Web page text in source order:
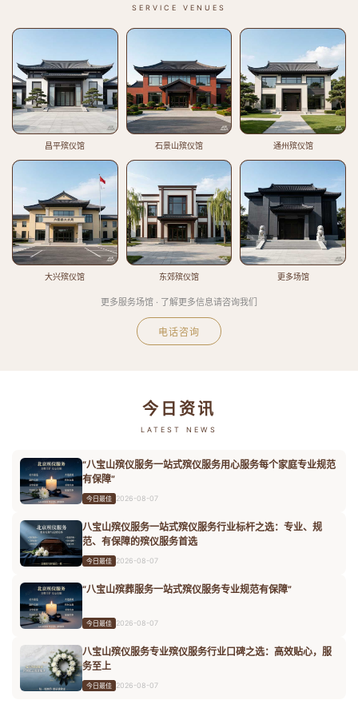
SERVICE VENUES
昌平殡仪馆 石景山殡仪馆 通州殡仪馆
大兴殡仪馆 东郊殡仪馆 更多场馆
更多服务场馆 · 了解更多信息请咨询我们
电话咨询
今日资讯
LATEST NEWS
“八宝山殡仪服务一站式殡仪服务用心服务每个家庭专业规范
有保障”
今日最佳 2026-08-07
八宝山殡仪服务一站式殡仪服务行业标杆之选：专业、规
范、有保障的殡仪服务首选
今日最佳 2026-08-07
“八宝山殡葬服务一站式殡仪服务专业规范有保障”
今日最佳 2026-08-07
八宝山殡仪服务专业殡仪服务行业口碑之选：高效贴心，服
务至上
今日最佳 2026-08-07